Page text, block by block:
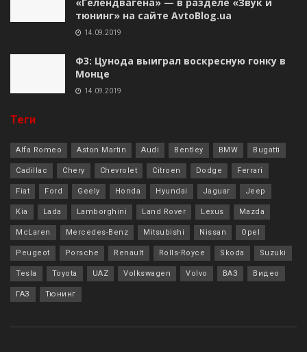
тюнинг» на сайте AvtoBlog.ua
14.09.2019
Ф3: Цунода выиграл воскресную гонку в
Монце
14.09.2019
Теги
Alfa Romeo Aston Martin Audi Bentley BMW Bugatti
Cadillac Chery Chevrolet Citroen Dodge Ferrari
Fiat Ford Geely Honda Hyundai Jaguar Jeep
Kia Lada Lamborghini Land Rover Lexus Mazda
McLaren Mercedes-Benz Mitsubishi Nissan Opel
Peugeot Porsche Renault Rolls-Royce Skoda Suzuki
Tesla Toyota UAZ Volkswagen Volvo ВАЗ Видео
ГАЗ Тюнинг